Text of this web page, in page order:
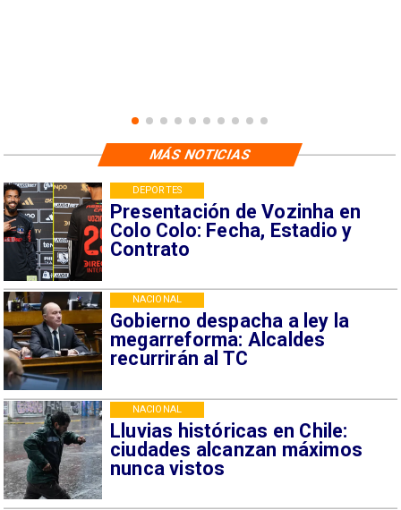
Presentación de Vozinha en
Colo Colo: Fecha, Estadio y
Contrato
DEPORTES
Gobierno despacha a ley la
megarreforma: Alcaldes
recurrirán al TC
NACIONAL
Lluvias históricas en Chile:
ciudades alcanzan máximos
nunca vistos
NACIONAL
MÁS NOTICIAS